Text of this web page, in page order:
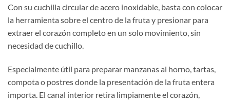
Con su cuchilla circular de acero inoxidable, basta con colocar
la herramienta sobre el centro de la fruta y presionar para
extraer el corazón completo en un solo movimiento, sin
necesidad de cuchillo.
Especialmente útil para preparar manzanas al horno, tartas,
compota o postres donde la presentación de la fruta entera
importa. El canal interior retira limpiamente el corazón,